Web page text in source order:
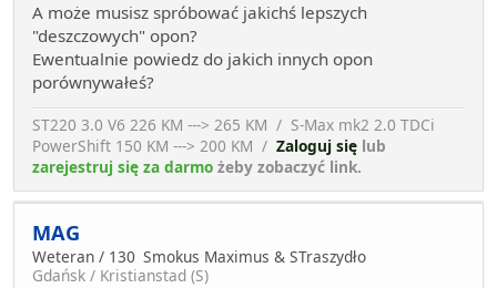
A może musisz spróbować jakichś lepszych
"deszczowych" opon?
Ewentualnie powiedz do jakich innych opon
porównywałeś?
ST220 3.0 V6 226 KM ---> 265 KM / S-Max mk2 2.0 TDCi
PowerShift 150 KM ---> 200 KM / Zaloguj się lub
zarejestruj się za darmo żeby zobaczyć link.
MAG
Weteran / 130 Smokus Maximus & STraszydło
Gdańsk / Kristianstad (S)